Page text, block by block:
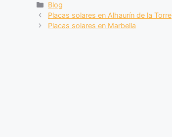
c
e s gr p
Blog
Placas solares en Alhaurín de la Torre
Placas solares en Marbella